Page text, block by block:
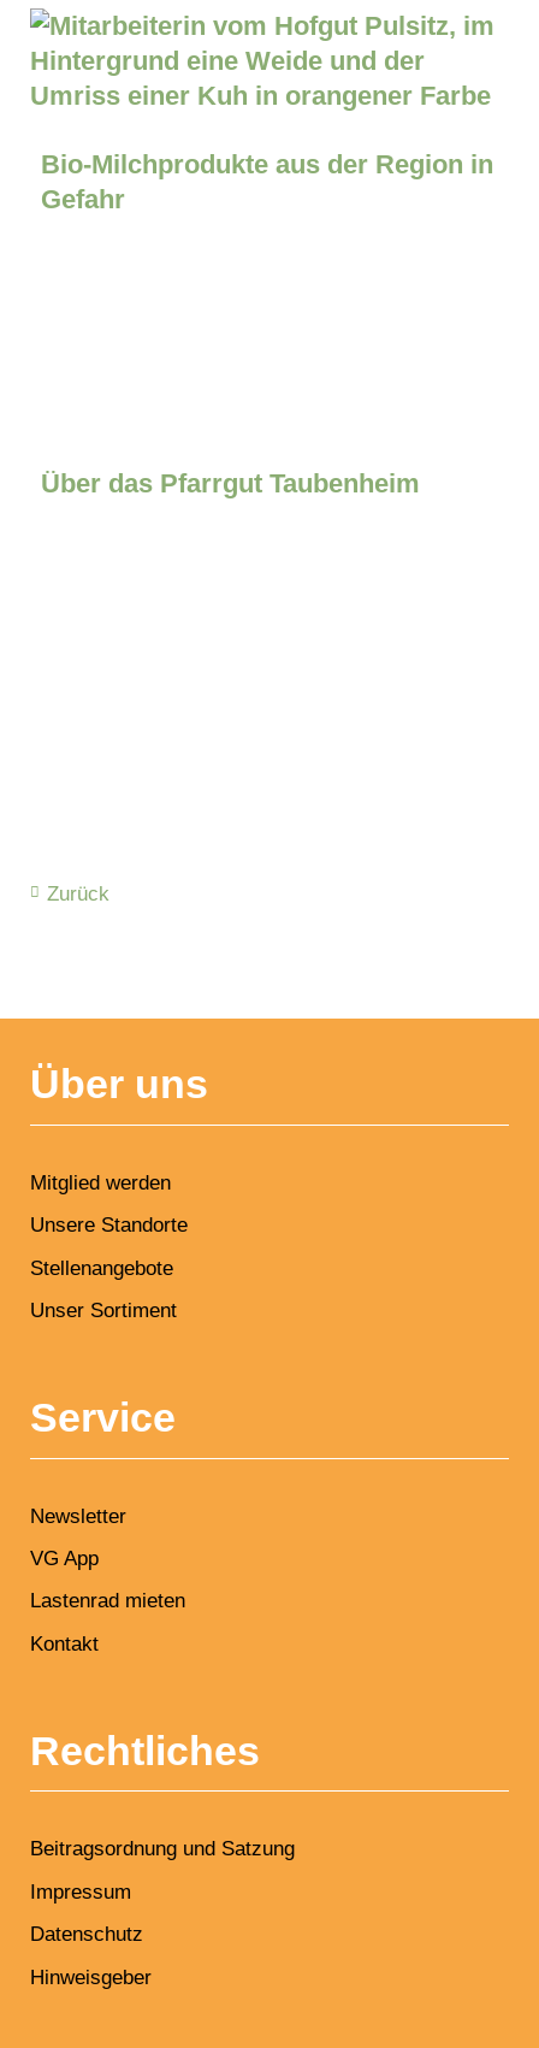
Bio-Milchprodukte aus der Region in
Gefahr
Über das Pfarrgut Taubenheim
Zurück
Über uns
Mitglied werden
Unsere Standorte
Stellenangebote
Unser Sortiment
Service
Newsletter
VG App
Lastenrad mieten
Kontakt
Rechtliches
Beitragsordnung und Satzung
Impressum
Datenschutz
Hinweisgeber